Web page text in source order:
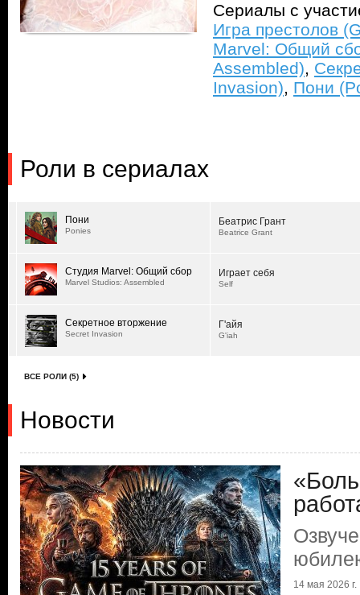
Сериалы с
Игра престолов
Marvel: Общий
Assembled),
Invasion), Пони
Роли в сериалах
Пони
Ponies
Беатрис Грант
Beatrice Grant
Студия Marvel: Общий сбор
Marvel Studios: Assembled
Играет себя
Self
Секретное вторжение
Secret Invasion
Г'айя
G'iah
ВСЕ РОЛИ (5)
Новости
14 мая 2026 г.